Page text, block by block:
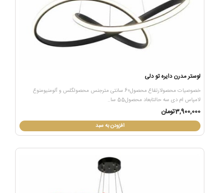
لوستر مدرن دایره تو دلی
خصوصیات محصولارتفاع محصول60 سانتی مترجنس محصولگلس و آلومنیومنوع
لامپاس ام دی سه حالتابعاد محصول55 سا..
3,900,000تومان
افزودن به سبد